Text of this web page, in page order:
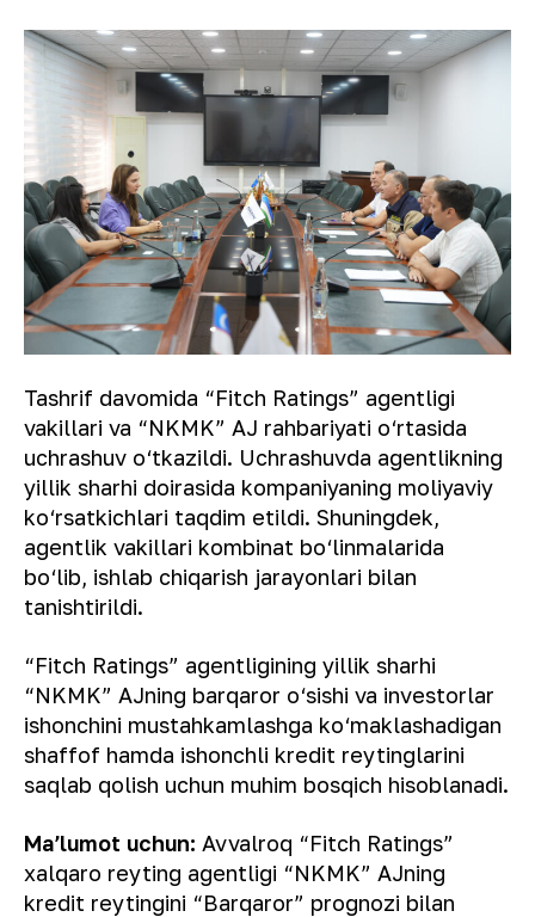
Tashrif davomida “Fitch Ratings” agentligi
vakillari va “NKMK” AJ rahbariyati o‘rtasida
uchrashuv o‘tkazildi. Uchrashuvda agentlikning
yillik sharhi doirasida kompaniyaning moliyaviy
ko‘rsatkichlari taqdim etildi. Shuningdek,
agentlik vakillari kombinat bo‘linmalarida
bo‘lib, ishlab chiqarish jarayonlari bilan
tanishtirildi.
“Fitch Ratings” agentligining yillik sharhi
“NKMK” AJning barqaror o‘sishi va investorlar
ishonchini mustahkamlashga ko‘maklashadigan
shaffof hamda ishonchli kredit reytinglarini
saqlab qolish uchun muhim bosqich hisoblanadi.
Maʼlumot uchun: Avvalroq “Fitch Ratings”
xalqaro reyting agentligi “NKMK” AJning
kredit reytingini “Barqaror” prognozi bilan